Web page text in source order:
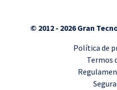
© 2012 - 2026 Gran
Política de
Termos